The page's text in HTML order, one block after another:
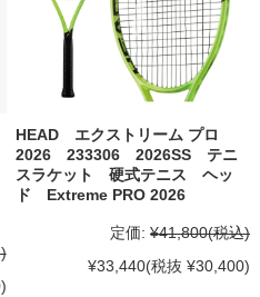
HEAD エクストリーム プロ
2026 233306 2026SS テニ
スラケット 硬式テニス ヘッ
ド Extreme PRO 2026
定価: ¥41,800(税込)
¥33,440(税抜 ¥30,400)